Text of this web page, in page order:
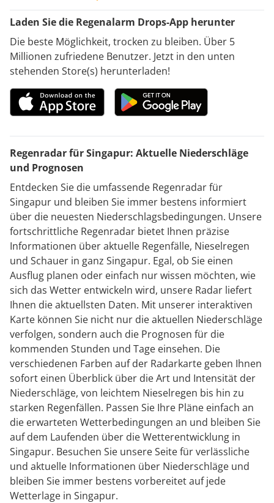
Laden Sie die Regenalarm Drops-App herunter
Die beste Möglichkeit, trocken zu bleiben. Über 5
Millionen zufriedene Benutzer. Jetzt in den unten
stehenden Store(s) herunterladen!
Regenradar für Singapur: Aktuelle Niederschläge
und Prognosen
Entdecken Sie die umfassende Regenradar für
Singapur und bleiben Sie immer bestens informiert
über die neuesten Niederschlagsbedingungen. Unsere
fortschrittliche Regenradar bietet Ihnen präzise
Informationen über aktuelle Regenfälle, Nieselregen
und Schauer in ganz Singapur. Egal, ob Sie einen
Ausflug planen oder einfach nur wissen möchten, wie
sich das Wetter entwickeln wird, unsere Radar liefert
Ihnen die aktuellsten Daten. Mit unserer interaktiven
Karte können Sie nicht nur die aktuellen Niederschläge
verfolgen, sondern auch die Prognosen für die
kommenden Stunden und Tage einsehen. Die
verschiedenen Farben auf der Radarkarte geben Ihnen
sofort einen Überblick über die Art und Intensität der
Niederschläge, von leichtem Nieselregen bis hin zu
starken Regenfällen. Passen Sie Ihre Pläne einfach an
die erwarteten Wetterbedingungen an und bleiben Sie
auf dem Laufenden über die Wetterentwicklung in
Singapur. Besuchen Sie unsere Seite für verlässliche
und aktuelle Informationen über Niederschläge und
bleiben Sie immer bestens vorbereitet auf jede
Wetterlage in Singapur.